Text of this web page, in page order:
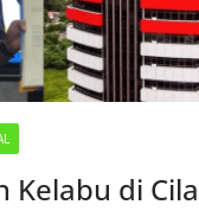
Kelabu di